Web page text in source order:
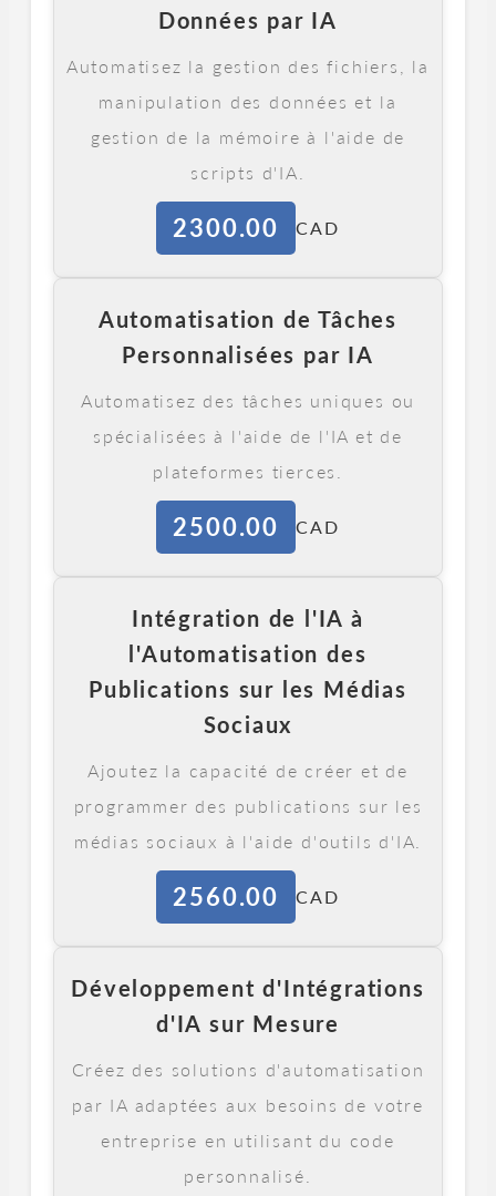
Données par IA
Automatisez la gestion des fichiers, la
manipulation des données et la
gestion de la mémoire à l'aide de
scripts d'IA.
2300.00 CAD
Automatisation de Tâches
Personnalisées par IA
Automatisez des tâches uniques ou
spécialisées à l'aide de l'IA et de
plateformes tierces.
2500.00 CAD
Intégration de l'IA à
l'Automatisation des
Publications sur les Médias
Sociaux
Ajoutez la capacité de créer et de
programmer des publications sur les
médias sociaux à l'aide d'outils d'IA.
2560.00 CAD
Développement d'Intégrations
d'IA sur Mesure
Créez des solutions d'automatisation
par IA adaptées aux besoins de votre
entreprise en utilisant du code
personnalisé.